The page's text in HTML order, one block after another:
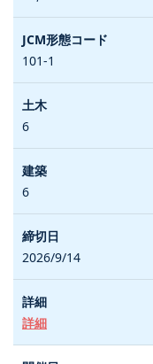
101-1
6
6
2026/9/14
詳細